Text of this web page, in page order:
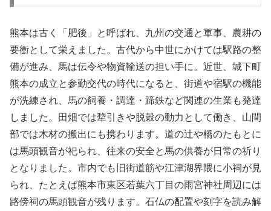
熊本は古く「肥後」と呼ばれ、九州の交通と軍事、農耕の
要衝として栄えました。古代から中世にかけては駅路の整
備が進み、馬は伝令や物資輸送の担い手に。近世、城下町
熊本の成立と参勤交代の時代になると、街道や宿駅の機能
が洗練され、馬の飼養・調達・蹄鉄など関連の生業も発達
しました。田畑では犂引きや脱穀の動力として働き、山間
部では木材の搬出にも携わります。道の辻や橋のたもとに
は馬頭観音が祀られ、往来の安全と馬の供養が日常の祈り
となりました。市内でも旧街道筋や江津湖界隈に小祠が見
られ、たとえば熊本市東区若葉六丁目の雨宮神社周辺には
路傍祠の馬頭観音が残ります。石仏の配置や刻字を読み解